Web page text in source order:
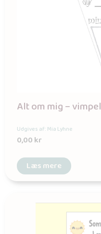
Alt om mig – vimpel
Udgives af: Mia Lyhne
0,00kr
Læs mere